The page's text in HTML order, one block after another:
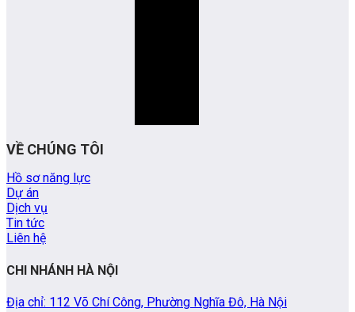
VỀ CHÚNG TÔI
Hồ sơ năng lực
Dự án
Dịch vụ
Tin tức
Liên hệ
CHI NHÁNH HÀ NỘI
Địa chỉ: 112 Võ Chí Công, Phường Nghĩa Đô, Hà Nội